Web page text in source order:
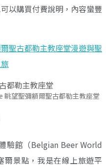
以購買付費說明，內容蠻豐
爾聖古都勒主教座堂漫遊與聖
望聖彌額爾聖古都勒主教座堂
驗館（Belgian Beer World
爾景點，我是在線上旅遊平